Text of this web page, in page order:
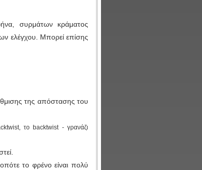
συρμάτων κράματος
ελέγχου. Μπορεί επίσης
της απόστασης του
το backtwist - γρανάζι
το φρένο είναι πολύ